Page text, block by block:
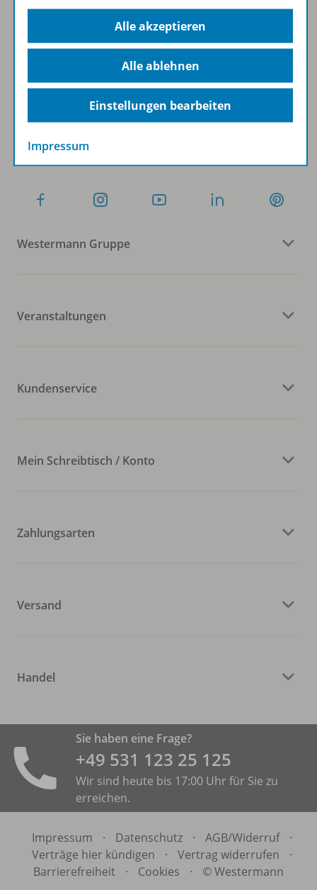
Zum Newsletter anmelden
Folgen Sie uns auf Social Media
Westermann Gruppe
Veranstaltungen
Kundenservice
Mein Schreibtisch / Konto
Zahlungsarten
Versand
Handel
Sie haben eine Frage?
+49 531 ­123 25 125
Wir sind heute bis 17:00 Uhr für Sie zu
erreichen.
Impressum · Datenschutz · AGB/Widerruf
·
Verträge hier kündigen
· Vertrag widerrufen
·
Barrierefreiheit
· Cookies · © Westermann
Alle akzeptieren
Alle ablehnen
Einstellungen bearbeiten
Impressum